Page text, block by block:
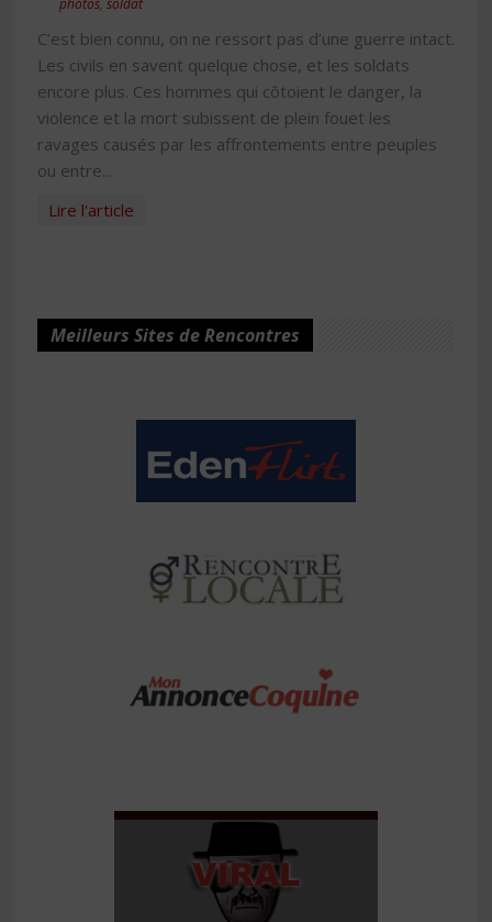
photos soldat
C’est bien connu, on ne ressort pas d’une guerre intact.
Les civils en savent quelque chose, et les soldats
encore plus. Ces hommes qui côtoient le danger, la
violence et la mort subissent de plein fouet les
ravages causés par les affrontements entre peuples
ou entre...
Lire l'article
Meilleurs Sites de Rencontres